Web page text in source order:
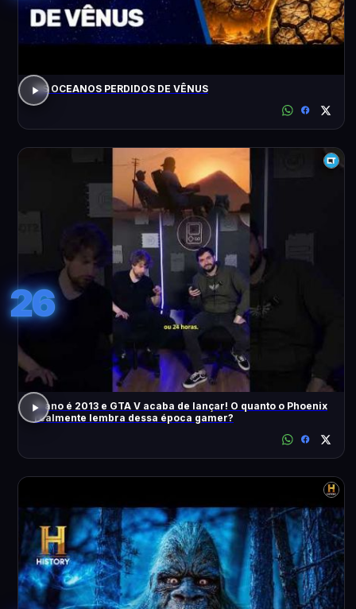
OS OCEANOS PERDIDOS DE VÊNUS
26
O ano é 2013 e GTA V acaba de lançar! O quanto o Phoenix
realmente lembra dessa época gamer?